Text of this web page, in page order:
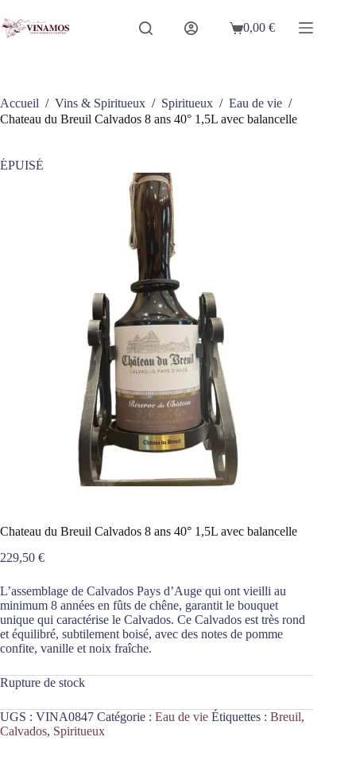
au
contenu
Panier
0,00€
Accueil / Vins & Spiritueux / Spiritueux / Eau de vie /
Chateau du Breuil Calvados 8 ans 40° 1,5L avec balancelle
ÉPUISÉ
Chateau du Breuil Calvados 8 ans 40° 1,5L avec balancelle
229,50 €
L’assemblage de Calvados Pays d’Auge qui ont vieilli au
minimum 8 années en fûts de chêne, garantit le bouquet
unique qui caractérise le Calvados. Ce Calvados est très rond
et équilibré, subtilement boisé, avec des notes de pomme
confite, vanille et noix fraîche.
Rupture de stock
UGS : VINA0847 Catégorie : Eau de vie Étiquettes : Breuil,
Calvados, Spiritueux